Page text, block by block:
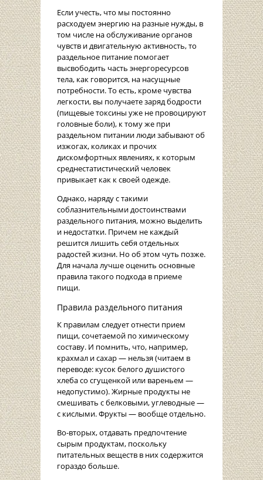
Если учесть, что мы постоянно
расходуем энергию на разные нужды, в
том числе на обслуживание органов
чувств и двигательную активность, то
раздельное питание помогает
высвободить часть энергоресурсов
тела, как говорится, на насущные
потребности. То есть, кроме чувства
легкости, вы получаете заряд бодрости
(пищевые токсины уже не провоцируют
головные боли), к тому же при
раздельном питании люди забывают об
изжогах, коликах и прочих
дискомфортных явлениях, к которым
среднестатистический человек
привыкает как к своей одежде.
Однако, наряду с такими
соблазнительными достоинствами
раздельного питания, можно выделить
и недостатки. Причем не каждый
решится лишить себя отдельных
радостей жизни. Но об этом чуть позже.
Для начала лучше оценить основные
правила такого подхода в приеме
пищи.
Правила раздельного питания
К правилам следует отнести прием
пищи, сочетаемой по химическому
составу. И помнить, что, например,
крахмал и сахар — нельзя (читаем в
переводе: кусок белого душистого
хлеба со сгущенкой или вареньем —
недопустимо). Жирные продукты не
смешивать с белковыми, углеводные —
с кислыми. Фрукты — вообще отдельно.
Во-вторых, отдавать предпочтение
сырым продуктам, поскольку
питательных веществ в них содержится
гораздо больше.